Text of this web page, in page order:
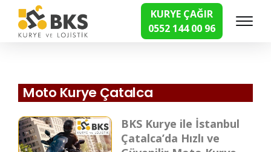
KURYE ÇAĞIR
0552 144 00 96
Hızlı Kurye Hizmetleri
Moto Kurye Çatalca
BKS Kurye ile İstanbul
Çatalca’da Hızlı ve